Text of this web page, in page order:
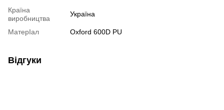
Країна
виробництва
Україна
МатерІал Oxford 600D PU
Відгуки